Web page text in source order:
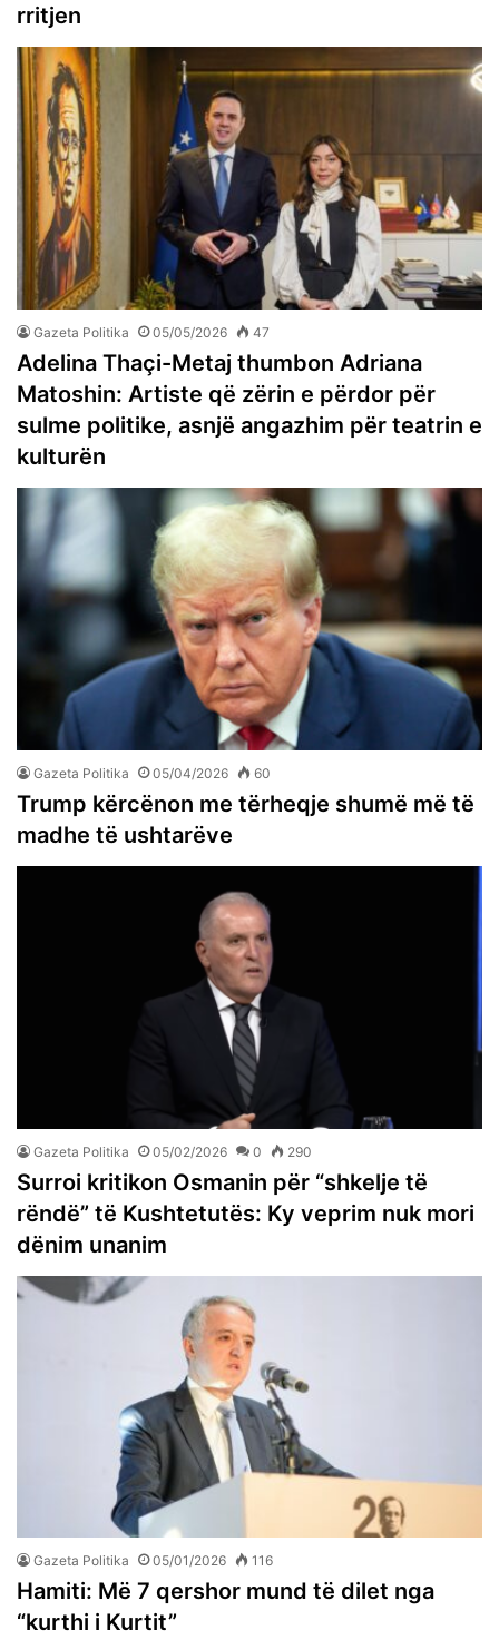
rritjen
Gazeta Politika 05/05/2026 47
Adelina Thaçi-Metaj thumbon Adriana
Matoshin: Artiste që zërin e përdor për
sulme politike, asnjë angazhim për teatrin e
kulturën
Gazeta Politika 05/04/2026 60
Trump kërcënon me tërheqje shumë më të
madhe të ushtarëve
Gazeta Politika 05/02/2026 0 290
Surroi kritikon Osmanin për “shkelje të
rëndë” të Kushtetutës: Ky veprim nuk mori
dënim unanim
Gazeta Politika 05/01/2026 116
Hamiti: Më 7 qershor mund të dilet nga
“kurthi i Kurtit”